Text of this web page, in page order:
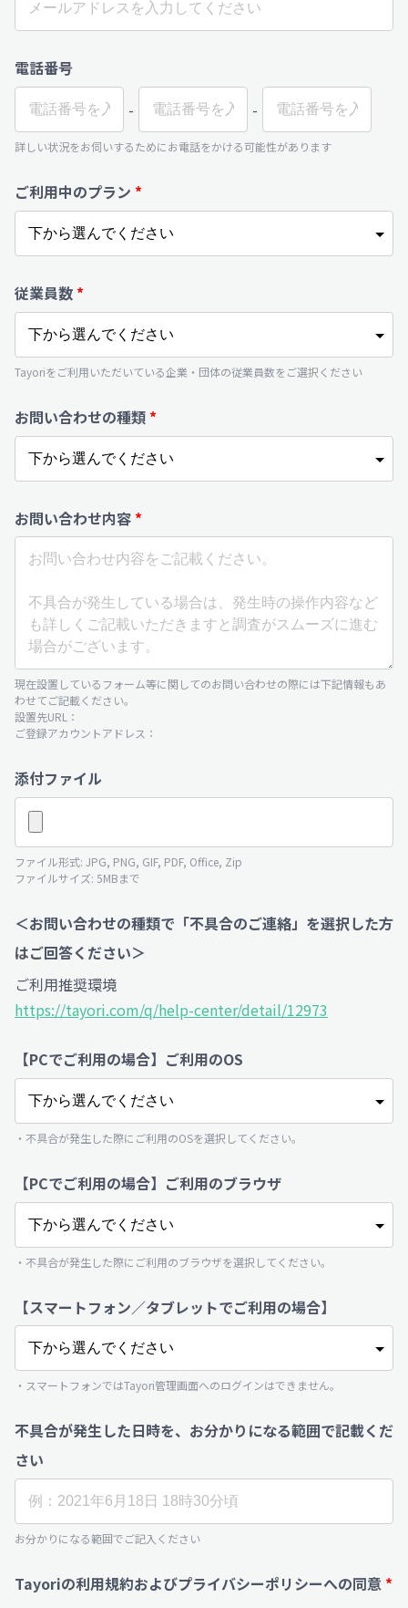
電話番号
-
-
詳しい状況をお伺いするためにお電話をかける可能性があります
ご利用中のプラン *
従業員数 *
Tayoriをご利用いただいている企業・団体の従業員数をご選択ください
お問い合わせの種類 *
お問い合わせ内容 *
現在設置しているフォーム等に関してのお問い合わせの際には下記情報もあ
わせてご記載ください。
設置先URL：
ご登録アカウントアドレス：
添付ファイル
ファイル形式: JPG, PNG, GIF, PDF, Office, Zip
ファイルサイズ: 5MBまで
＜お問い合わせの種類で「不具合のご連絡」を選択した方
はご回答ください＞
ご利用推奨環境
https://tayori.com/q/help-center/detail/12973
【PCでご利用の場合】ご利用のOS
・不具合が発生した際にご利用のOSを選択してください。
【PCでご利用の場合】ご利用のブラウザ
・不具合が発生した際にご利用のブラウザを選択してください。
【スマートフォン／タブレットでご利用の場合】
・スマートフォンではTayori管理画面へのログインはできません。
不具合が発生した日時を、お分かりになる範囲で記載くだ
さい
お分かりになる範囲でご記入ください
Tayoriの利用規約およびプライバシーポリシーへの同意 *